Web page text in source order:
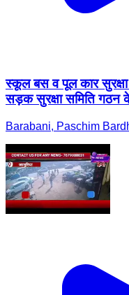
स्कूल बस व पूल कार
सड़क सुरक्षा समिति गठन
Barabani, Paschim